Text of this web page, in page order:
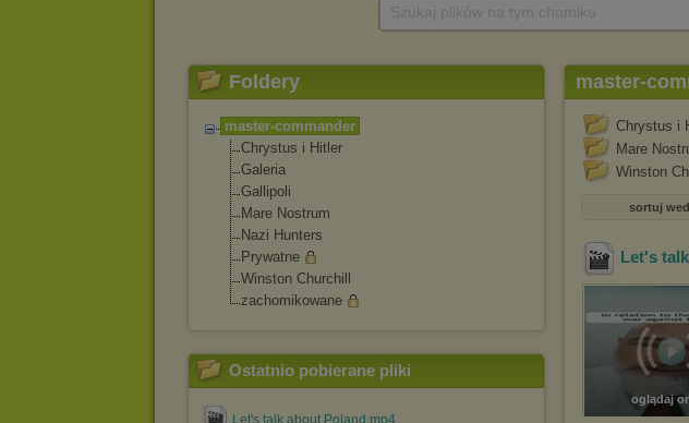
Foldery
master-commander
Chrystus i Hitler
Galeria
Gallipoli
Mare Nostrum
Nazi Hunters
Prywatne
Winston Churchill
zachomikowane
Ostatnio pobierane pliki
Let's talk about Poland.mp4
master-
Chrystus i
Mare
Winston
sortuj
Let's
oglądaj